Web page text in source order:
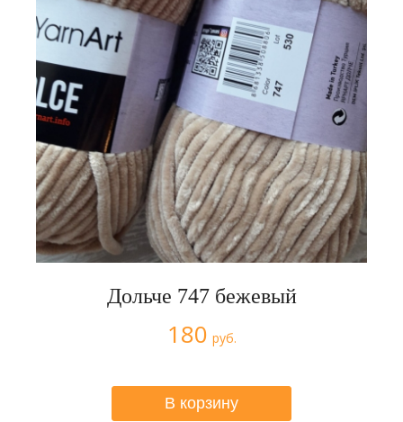
Дольче 747 бежевый
180 руб.